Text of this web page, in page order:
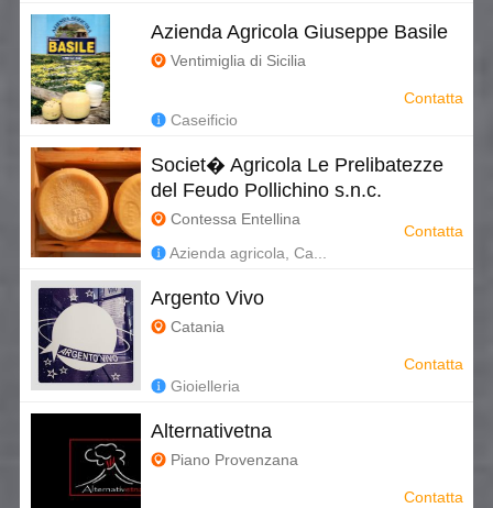
Azienda Agricola Giuseppe Basile
Ventimiglia di Sicilia
Caseificio
Contatta
Societ� Agricola Le Prelibatezze
del Feudo Pollichino s.n.c.
Contessa Entellina
Azienda agricola, Ca...
Contatta
Argento Vivo
Catania
Gioielleria
Contatta
Alternativetna
Piano Provenzana
Contatta